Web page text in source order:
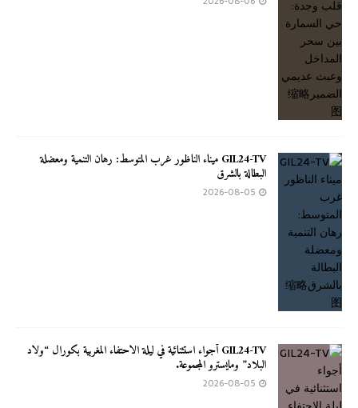
GIL24-TV ميناء الناظور غرب المتوسط: رهان التنمية ومعضلة
البطالة بالشرق
2026-08-05
GIL24-TV أجواء استثنائية في ليلة الاحتفاء المغربية بكورال “ولاد
البلاد” ومايسترو المجموعة.
2026-08-05